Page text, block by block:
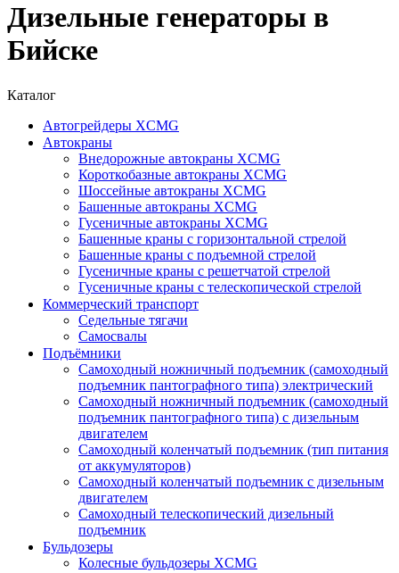
Дизельные генераторы в
Бийске
Каталог
Автогрейдеры XCMG
Автокраны
Внедорожные автокраны XCMG
Короткобазные автокраны XCMG
Шоссейные автокраны XCMG
Башенные автокраны XCMG
Гусеничные автокраны XCMG
Башенные краны с горизонтальной стрелой
Башенные краны с подъемной стрелой
Гусеничные краны с решетчатой стрелой
Гусеничные краны с телескопической стрелой
Коммерческий транспорт
Седельные тягачи
Самосвалы
Подъёмники
Самоходный ножничный подъемник (самоходный
подъемник пантографного типа) электрический
Самоходный ножничный подъемник (самоходный
подъемник пантографного типа) с дизельным
двигателем
Самоходный коленчатый подъемник (тип питания
от аккумуляторов)
Самоходный коленчатый подъемник с дизельным
двигателем
Самоходный телескопический дизельный
подъемник
Бульдозеры
Колесные бульдозеры XCMG